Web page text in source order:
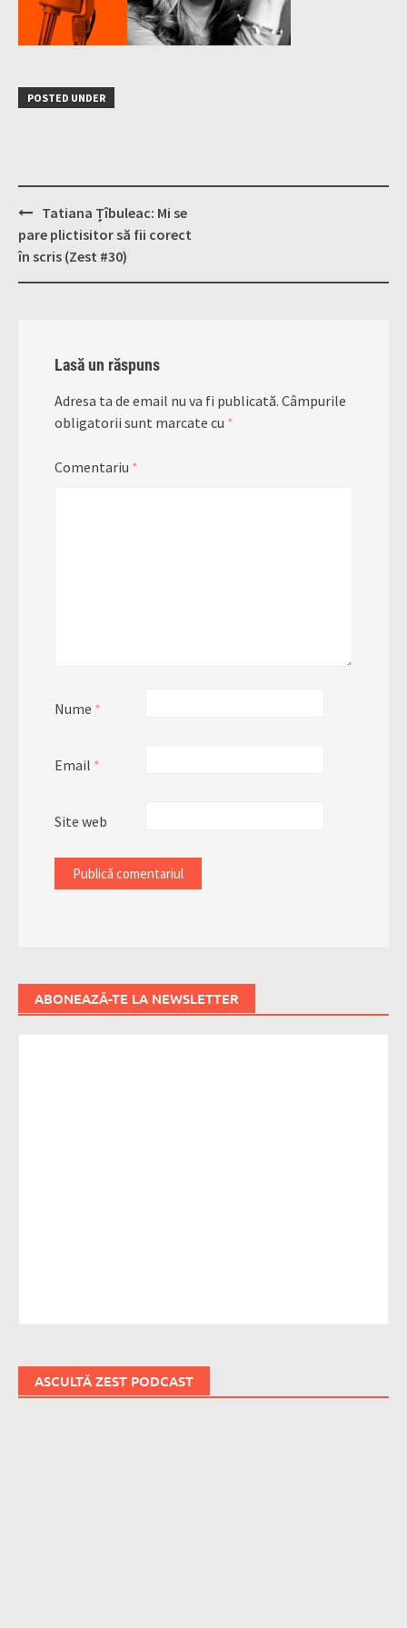
POSTED UNDER
Post
navigation
Tatiana Țîbuleac: Mi se
pare plictisitor să fii corect
în scris (Zest #30)
Lasă un răspuns
Adresa ta de email nu va fi publicată. Câmpurile
obligatorii sunt marcate cu *
Comentariu *
Nume *
Email *
Site web
ABONEAZĂ-TE LA NEWSLETTER
ASCULTĂ ZEST PODCAST